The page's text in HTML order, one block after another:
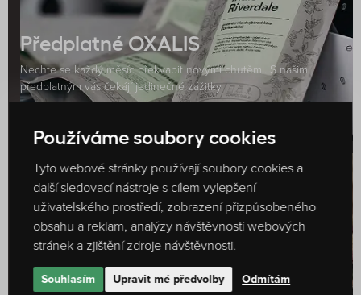
Předplatné OXALIS
Nechte se každý měsíc překvapit novými chutěmi. S našim
předplatným vás čekájí jedinečné zážitky.
Používáme soubory cookies
Tyto webové stránky používají soubory cookies a
další sledovací nástroje s cílem vylepšení
uživatelského prostředí, zobrazení přizpůsobeného
obsahu a reklam, analýzy návštěvnosti webových
stránek a zjištění zdroje návštěvnosti.
Souhlasím Upravit mé předvolby Odmítám